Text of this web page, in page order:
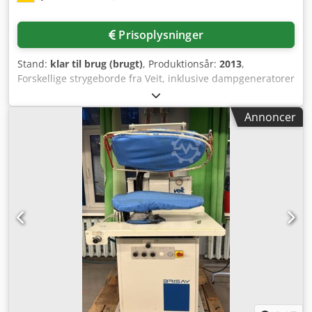
Prisoplysninger
Stand: klar til brug (brugt), Produktionsår: 2013,
Forskellige strygeborde fra Veit, inklusive dampgeneratorer
fra Reverberi, er tilgængelige. 1) 7 stk. flade strygeborde,
Veit Varioset, strygeflade: 1300 mm/650 mm,
højdejusteringsområde: 830 mm-990 mm, vægt: ca. 120 kg.
2) 5 stk. spidse strygeborde, Veit, strygeflade: 1100 mm/380
mm, vægt: ca. 120 kg. 3) 3 stk. dampgeneratorer, Reverberi
GAK5DP, produktionsår: 2013, udførelse: Duplex,
varmeeffekt: 5 kW, driftstryk: 3 bar. Derudover medfølger
to dampgeneratorer og et fladt strygebord som defekte.
Dokumentation er tilgængelig. En inspektion på stedet er
mulig. Kun salg som et samlet sæt er muligt. Crsdpfx Aozi
Annoncer